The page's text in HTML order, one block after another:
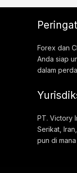
Forex dan
Anda siap
dalam
PT. Victory
Serikat,
pun di